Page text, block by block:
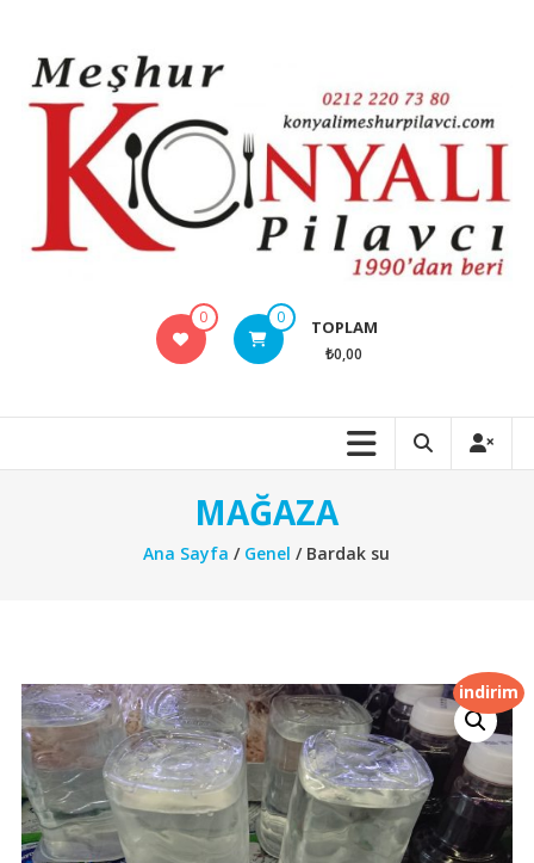
0 0 TOPLAM
₺0,00
MAĞAZA
Ana Sayfa / Genel / Bardak su
indirim